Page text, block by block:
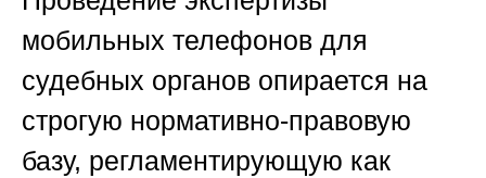
мобильных телефонов для
судебных органов опирается на
строгую нормативно-правовую
базу, регламентирующую как